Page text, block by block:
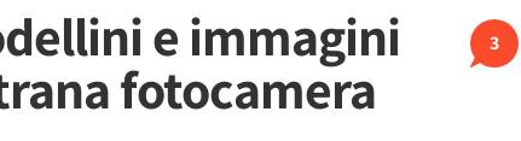
3
e immagini
fotocamera